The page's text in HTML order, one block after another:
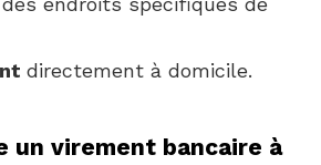
directement à domicile.
un virement bancaire à